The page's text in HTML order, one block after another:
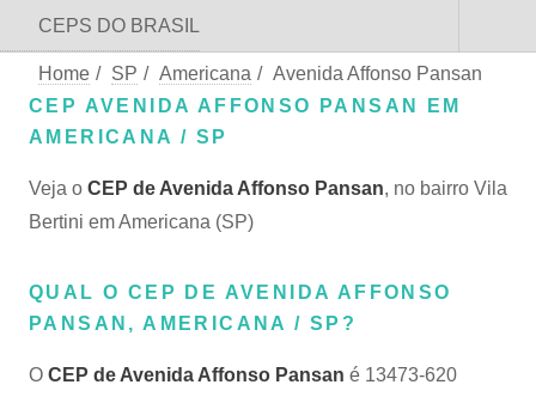
CEPS DO BRASIL
Home / SP / Americana / Avenida Affonso Pansan
CEP AVENIDA AFFONSO PANSAN EM
AMERICANA / SP
Veja o CEP de Avenida Affonso Pansan, no bairro Vila
Bertini em Americana (SP)
QUAL O CEP DE AVENIDA AFFONSO
PANSAN, AMERICANA / SP?
O CEP de Avenida Affonso Pansan é 13473-620